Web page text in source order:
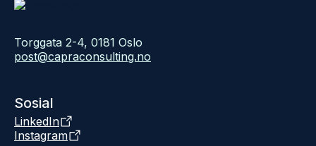
Torggata 2-4, 0181 Oslo
post@capraconsulting.no
Sosial
LinkedIn
Instagram